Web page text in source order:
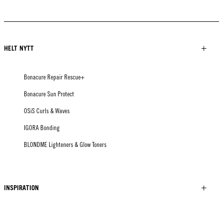
HELT NYTT
Bonacure Repair Rescue+
Bonacure Sun Protect
OSiS Curls & Waves
IGORA Bonding
BLONDME Lighteners & Glow Toners
INSPIRATION